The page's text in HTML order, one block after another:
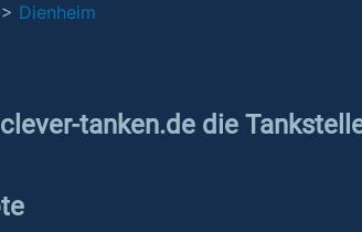
Dienheim
tanken.de die